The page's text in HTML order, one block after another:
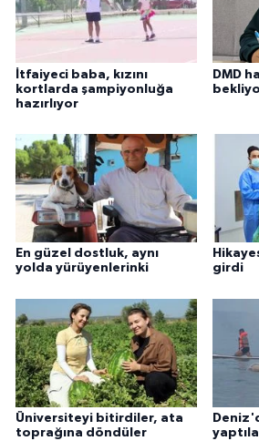
İtfaiyeci baba, kızını
kortlarda şampiyonluğa
hazırlıyor
DMD
En güzel dostluk, aynı
yolda yürüyenlerinki
girdi
Üniversiteyi bitirdiler, ata
toprağına döndüler